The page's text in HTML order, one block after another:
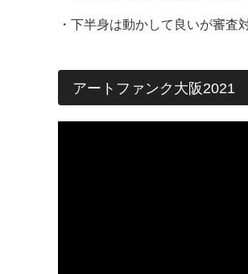
・下半身は動かして良いが審査
アートファンク大阪2021